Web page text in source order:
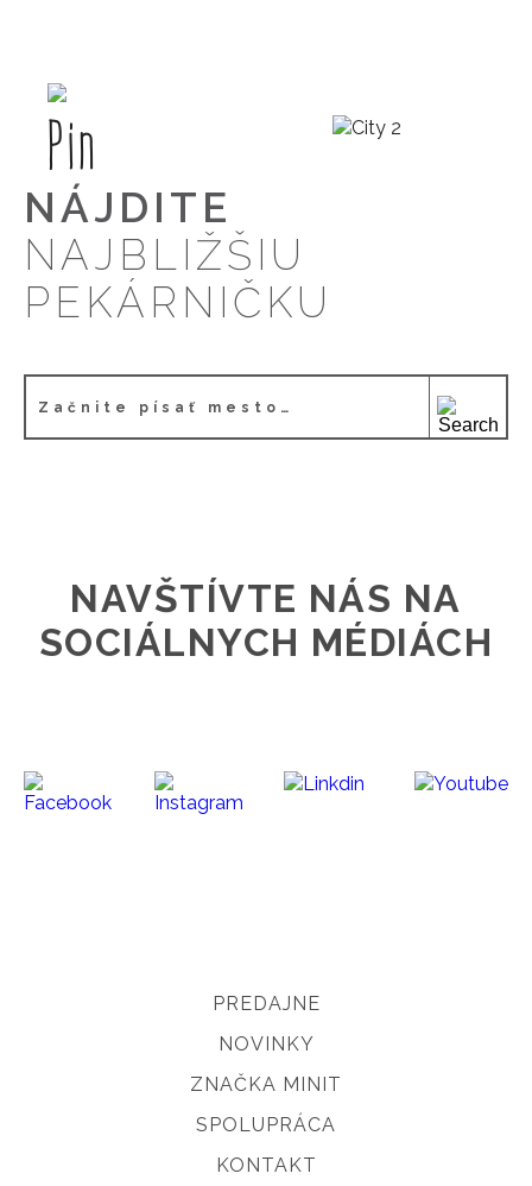
NÁJDITE
NAJBLIŽŠIU
PEKÁRNIČKU
NAVŠTÍVTE NÁS NA
SOCIÁLNYCH MÉDIÁCH
PREDAJNE
NOVINKY
ZNAČKA MINIT
SPOLUPRÁCA
KONTAKT